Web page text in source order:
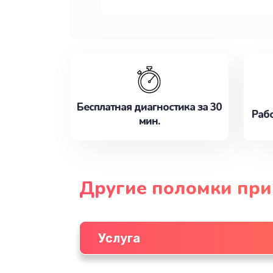
Бесплатная диагностика за 30
мин.
Другие поломки
Услуга